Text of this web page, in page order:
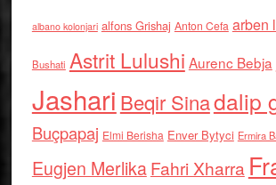
albano kolonjari alfons Grishaj Anton Cefa arben
Bushati Astrit Lulushi Aurenc Bebja
Jashari Beqir Sinadalip
Buçpapaj Elmi Berisha Enver Bytyci Ermira
Eugjen MerlikaFahri Xharra